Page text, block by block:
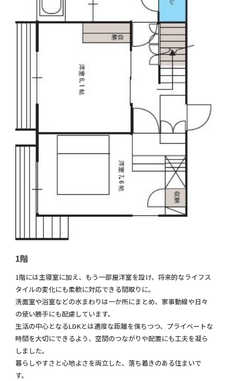
1階
1階には主寝室に加え、もう一部屋洋室を設け、将来的なライフス
タイルの変化にも柔軟に対応できる間取りに。
洗面室や浴室などの水まわりは一か所にまとめ、家事動線や日々
の使い勝手にも配慮しています。
生活の中心となるLDKとは適度な距離を保ちつつ、プライベートな
時間を大切にできるよう、空間のつながりや配置にも工夫を凝ら
しました。
暮らしやすさと心地よさを両立した、落ち着きのある住まいで
す。